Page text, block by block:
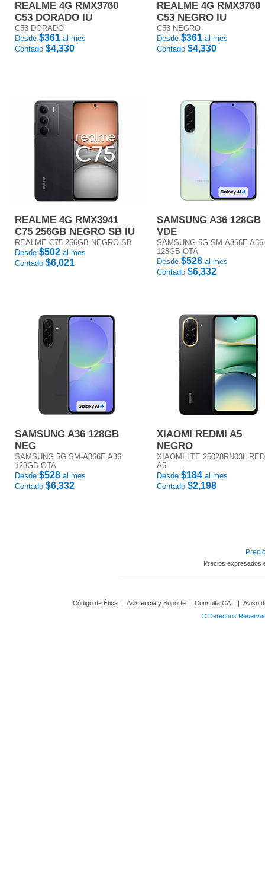
REALME 4G RMX3760
C53 DORADO IU
C53 DORADO
Desde $361 al mes
Contado $4,330
REALME 4G RMX3760
C53 NEGRO IU
C53 NEGRO
Desde $361 al mes
Contado $4,330
REALME 4G RMX3941
C75 256GB NEGRO SB IU
REALME C75 256GB NEGRO SB
Desde $502 al mes
Contado $6,021
SAMSUNG A36 128GB
VDE
SAMSUNG 5G SM-A366E A36
128GB OTA
Desde $528 al mes
Contado $6,332
SAMSUNG A36 128GB
NEG
SAMSUNG 5G SM-A366E A36
128GB OTA
Desde $528 al mes
Contado $6,332
XIAOMI REDMI A5
NEGRO
XIAOMI LTE 25028RN03L
A5
Desde $184 al mes
Contado $2,198
Precios expresados
Código de Ética | Asistencia y Soporte | Consulta CAT | Aviso
© Derechos